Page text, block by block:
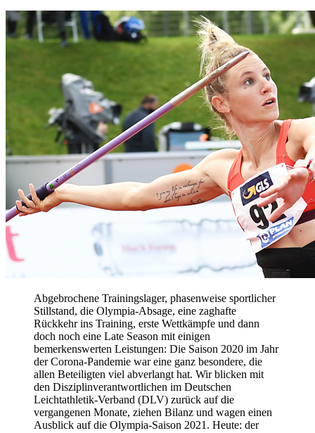
Abgebrochene Trainingslager, phasenweise sportlicher
Stillstand, die Olympia-Absage, eine zaghafte
Rückkehr ins Training, erste Wettkämpfe und dann
doch noch eine Late Season mit einigen
bemerkenswerten Leistungen: Die Saison 2020 im Jahr
der Corona-Pandemie war eine ganz besondere, die
allen Beteiligten viel abverlangt hat. Wir blicken mit
den Disziplinverantwortlichen im Deutschen
Leichtathletik-Verband (DLV) zurück auf die
vergangenen Monate, ziehen Bilanz und wagen einen
Ausblick auf die Olympia-Saison 2021. Heute: der